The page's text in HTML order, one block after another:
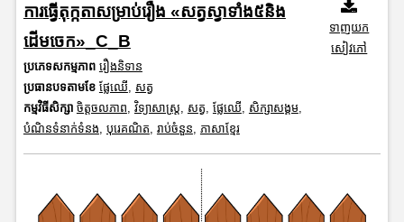
ការធ្វើតុក្កតាសម្រាប់រឿង «សត្វស្វាទាំង៥និង
ដើមចេក»_C_B
ប្រភេទសកម្មភាព រឿងនិទាន
ប្រធានបទតាមខែ ផ្លែឈើ
សត្វ
កម្មវិធីសិក្សា ចិត្តចលភាព វិទ្យាសាស្រ្ត សត្វ ផ្លែឈើ សិក្សាសង្គម,
បំណិនទំនាក់ទំនង បុរេគណិត រាប់ចំនួន ភាសាខ្មែរ
ទាញយក
សៀវភៅ